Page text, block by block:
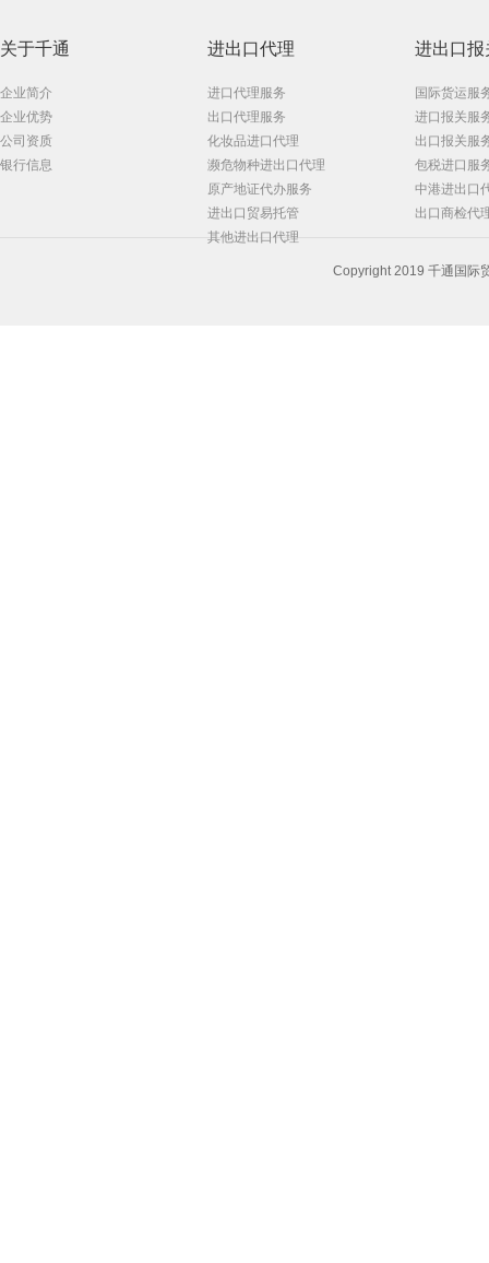
关于千通
企业简介
企业优势
公司资质
银行信息
进出口代理
进口代理服务
出口代理服务
化妆品进口代理
濒危物种进出口代理
原产地证代办服务
进出口贸易托管
其他进出口代理
进出口报
国际货运服
进口报关服
出口报关服
包税进口服
中港进出口
出口商检代
Copyright 2019 千通国